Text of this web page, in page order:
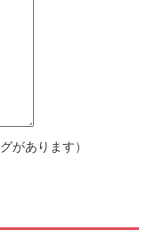
があります）